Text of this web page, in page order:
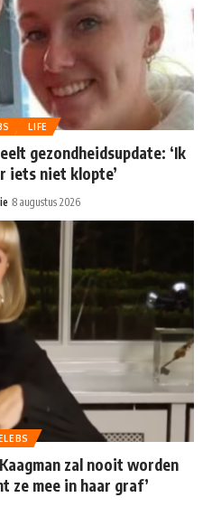
LIFE
gezondheidsupdate: ‘Ik
iets niet klopte’
8 augustus 2026
zal nooit worden
ze mee in haar graf’